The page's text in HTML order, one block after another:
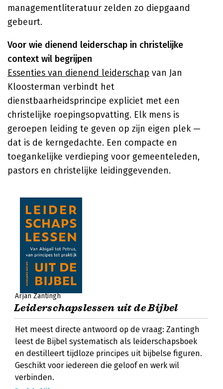
managementliteratuur zelden zo diepgaand
gebeurt.
Voor wie dienend leiderschap in christelijke
context wil begrijpen
Essenties van dienend leiderschap van Jan
Kloosterman verbindt het
dienstbaarheidsprincipe expliciet met een
christelijke roepingsopvatting. Elk mens is
geroepen leiding te geven op zijn eigen plek —
dat is de kerngedachte. Een compacte en
toegankelijke verdieping voor gemeenteleden,
pastors en christelijke leidinggevenden.
Arjan Zantingh
Leiderschapslessen uit de Bijbel
Het meest directe antwoord op de vraag: Zantingh
leest de Bijbel systematisch als leiderschapsboek
en destilleert tijdloze principes uit bijbelse figuren.
Geschikt voor iedereen die geloof en werk wil
verbinden.